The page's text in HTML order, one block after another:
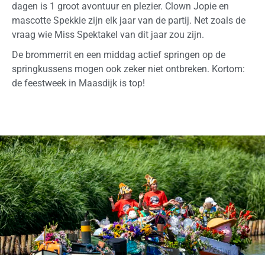
dagen is 1 groot avontuur en plezier. Clown Jopie en
mascotte Spekkie zijn elk jaar van de partij. Net zoals de
vraag wie Miss Spektakel van dit jaar zou zijn.
De brommerrit en een middag actief springen op de
springkussens mogen ook zeker niet ontbreken. Kortom:
de feestweek in Maasdijk is top!